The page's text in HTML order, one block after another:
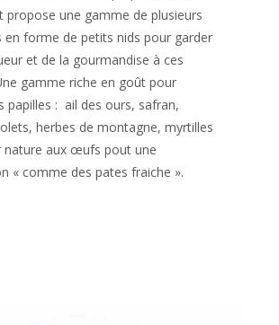
propose une gamme de plusieurs
en forme de petits nids pour garder
et de la gourmandise à ces
gamme riche en goût pour
papilles : ail des ours, safran,
herbes de montagne, myrtilles
nature aux œufs pout une
« comme des pates fraiche ».